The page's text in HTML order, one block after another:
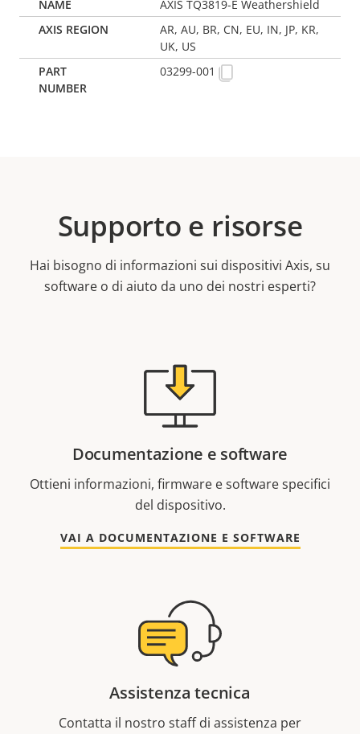
AXIS TQ3819-E Weathershield
AR, AU, BR, CN, EU, IN, JP, KR,
UK, US
03299-001
Supporto e risorse
Hai bisogno di informazioni sui dispositivi Axis, su
software o di aiuto da uno dei nostri esperti?
Documentazione e software
Ottieni informazioni, firmware e software specifici
del dispositivo.
VAI A DOCUMENTAZIONE E SOFTWARE
Assistenza tecnica
Contatta il nostro staff di assistenza per